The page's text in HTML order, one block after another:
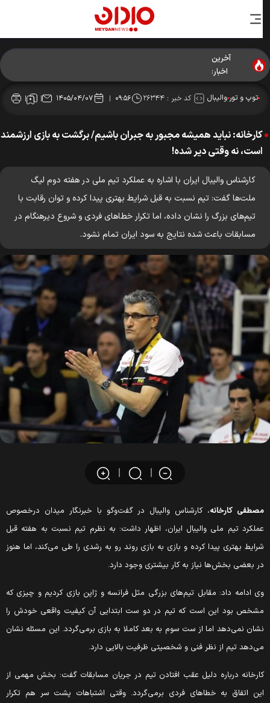
آخرین
اخبار:
می‌شود
توپ و توروالیبال کد خبر : ۲۶۳۴۴ ۰۹:۵۶ ۱۴۰۵/۰۴/۰۷
کارخانه: نباید همیشه مجبور به جبران باشیم/ برگشت به بازی ارزشمند
است، نه وقتی دیر شده!
کارشناس والیبال ایران با اشاره به عملکرد تیم ملی در هفته دوم لیگ
ملت‌ها گفت: تیم نسبت به قبل شرایط بهتری پیدا کرده و توان رقابت با
تیم‌های بزرگ را نشان داده، اما تکرار خطاهای فردی و شروع دیرهنگام در
مسابقات باعث شده نتایج به سود ایران تمام نشود.
کارخانه، کارشناس والیبال در گفت‌وگو با خبرنگار میدان درخصوص
تیم ملی والیبال ایران، اظهار داشت: به نظرم تیم نسبت به هفته قبل
بهتری پیدا کرده و بازی به بازی روند رو به رشدی را طی می‌کند، اما هنوز
بعضی بخش‌ها نیاز به کار بیشتری وجود دارد.
ادامه داد: مقابل تیم‌های بزرگی مثل فرانسه و ژاپن بازی کردیم و چیزی که
بود این است که تیم در دو ست ابتدایی آن کیفیت واقعی خودش را
نمی‌دهد اما از ست سوم به بعد کاملا به بازی برمی‌گردد. این مسئله نشان
تیم از نظر فنی و شخصیتی ظرفیت بالایی دارد.
درباره دلیل عقب افتادن تیم در جریان مسابقات گفت: بخش مهمی از
اتفاق به خطاهای فردی برمی‌گردد. وقتی اشتباهات پشت سر هم تکرار